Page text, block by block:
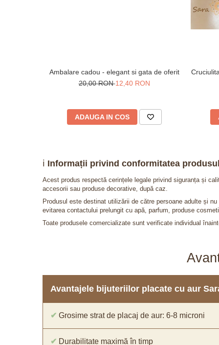
Ambalare cadou - elegant si gata de oferit
20,00 RON12,40 RON
ADAUGA IN COS
ℹ️ Informații privind conformitatea
Acest produs respectă cerințele legale privind siguranța și
accesorii sau produse decorative, după caz.
Produsul este destinat utilizării de către persoane adulte și
evitarea contactului prelungit cu apă, parfum, produse
Toate produsele comercializate sunt verificate individual
Avantajele bijuteriilor placate cu aur
✔ Grosime strat de placaj de aur: 6-8 microni
✔ Durabilitate maximă în timp